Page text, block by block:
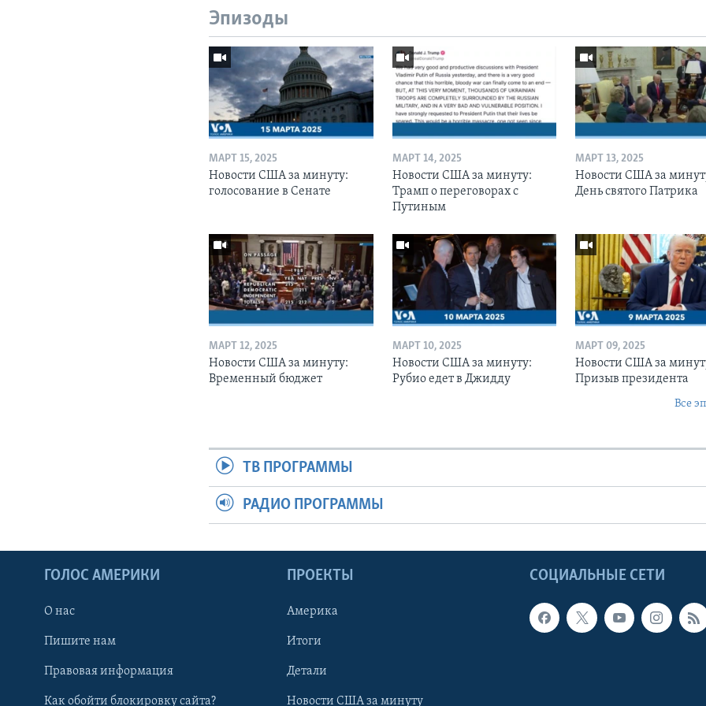
Эпизоды
МАРТ 15, 2025
Новости США за минуту:
голосование в Сенате
МАРТ 14, 2025
Новости США за минуту:
Трамп о переговорах с
Путиным
МАРТ 13, 2025
Новости США за
День святого Патрика
МАРТ 12, 2025
Новости США за минуту:
Временный бюджет
МАРТ 10, 2025
Новости США за минуту:
Рубио едет в Джидду
МАРТ 09, 2025
Новости США за
Призыв президента
Все
ТВ ПРОГРАММЫ
РАДИО ПРОГРАММЫ
СОЦИАЛЬНЫЕ СЕТИ
ГОЛОС АМЕРИКИ
О нас
Пишите нам
Правовая информация
Как обойти блокировку сайта?
ПРОЕКТЫ
Америка
Итоги
Детали
Новости США за минуту